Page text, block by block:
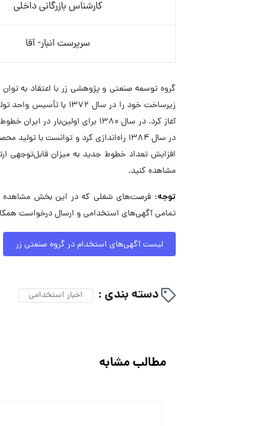
کارشناس بازرگانی داخلی
سرپرست انبار- آقا
آغاز کرد. در سال ۱۳۸۰ برای
افزایش تعداد خطوط جدید به میزان قابل‌توجهی
مشاهده کنید.
توجه: فرصت‌های شغلی که در این بخش مشاهده
تمامی آگهی‌های استخدامی و ارسال درخواست
لیست آگهی‌های استخدام در گروه صنعتی زر
دسته بندی : اخبار استخدامی
مطالب مشابه